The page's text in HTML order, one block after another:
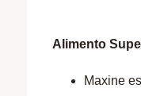
Alimento
Maxine